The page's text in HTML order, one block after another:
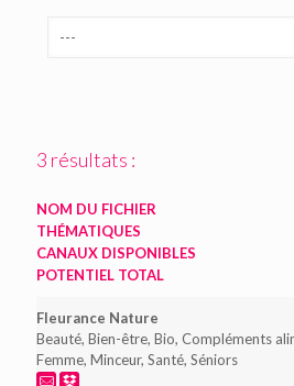
3 résultats :
NOM DU FICHIER
THÉMATIQUES
CANAUX DISPONIBLES
POTENTIEL TOTAL
Fleurance Nature
Beauté, Bien-être, Bio, Compléments
Femme, Minceur, Santé, Séniors